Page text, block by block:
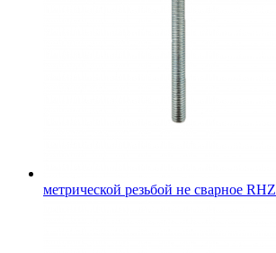
метрической резьбой не сварное RHZ